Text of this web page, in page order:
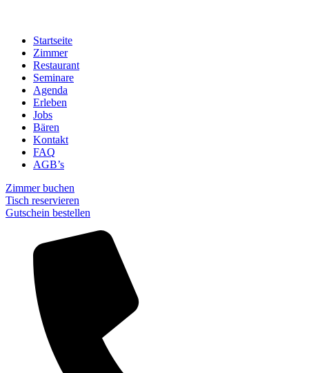
Startseite
Zimmer
Restaurant
Seminare
Agenda
Erleben
Jobs
Bären
Kontakt
FAQ
AGB’s
Zimmer buchen
Tisch reservieren
Gutschein bestellen